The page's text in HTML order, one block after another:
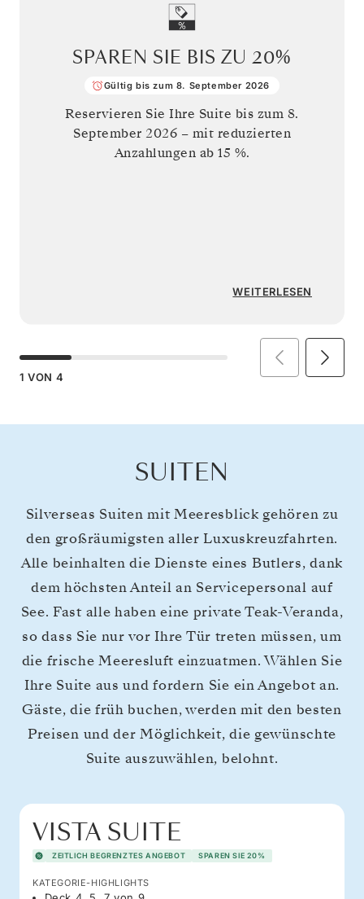
SPAREN SIE BIS ZU 20%
Gültig bis zum 8. September 2026
Reservieren Sie Ihre Suite bis zum 8.
September 2026 – mit reduzierten
Anzahlungen ab 15 %.
WEITERLESEN
1 VON 4
SUITEN
Silverseas Suiten mit Meeresblick gehören zu
den großräumigsten aller Luxuskreuzfahrten.
Alle beinhalten die Dienste eines Butlers, dank
dem höchsten Anteil an Servicepersonal auf
See. Fast alle haben eine private Teak-Veranda,
so dass Sie nur vor Ihre Tür treten müssen, um
die frische Meeresluft einzuatmen. Wählen Sie
Ihre Suite aus und fordern Sie ein Angebot an.
Gäste, die früh buchen, werden mit den besten
Preisen und der Möglichkeit, die gewünschte
Suite auszuwählen, belohnt.
VISTA SUITE
ZEITLICH BEGRENZTES ANGEBOT SPAREN SIE 20%
KATEGORIE-HIGHLIGHTS